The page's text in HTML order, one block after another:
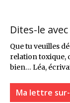
Dites-le
Que tu veuilles
relation toxique,
bien… Léa,
Ma lettre